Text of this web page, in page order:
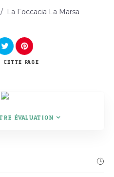
/ La Foccacia La Marsa
CETTE PAGE
ÉVALUATION